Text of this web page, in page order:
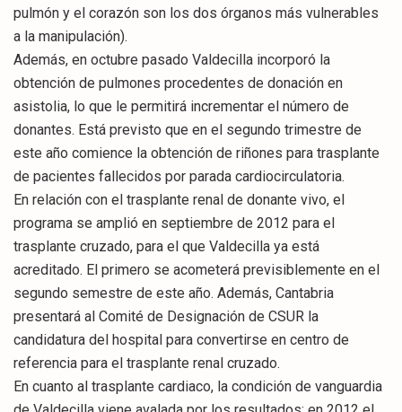
pulmón y el corazón son los dos órganos más vulnerables
a la manipulación).
Además, en octubre pasado Valdecilla incorporó la
obtención de pulmones procedentes de donación en
asistolia, lo que le permitirá incrementar el número de
donantes. Está previsto que en el segundo trimestre de
este año comience la obtención de riñones para trasplante
de pacientes fallecidos por parada cardiocirculatoria.
En relación con el trasplante renal de donante vivo, el
programa se amplió en septiembre de 2012 para el
trasplante cruzado, para el que Valdecilla ya está
acreditado. El primero se acometerá previsiblemente en el
segundo semestre de este año. Además, Cantabria
presentará al Comité de Designación de CSUR la
candidatura del hospital para convertirse en centro de
referencia para el trasplante renal cruzado.
En cuanto al trasplante cardiaco, la condición de vanguardia